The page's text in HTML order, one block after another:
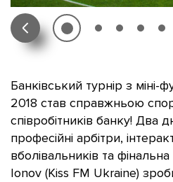
Банківський турнір з
2018 став справжньою
співробітників банку! Два
професійні арбітри,
вболівальників та
Ionov (Kiss FM Ukraine)